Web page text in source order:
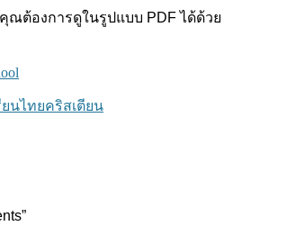
ต้องการดูในรูปแบบ PDF ได้ด้วย
ยนไทยคริสเตียน